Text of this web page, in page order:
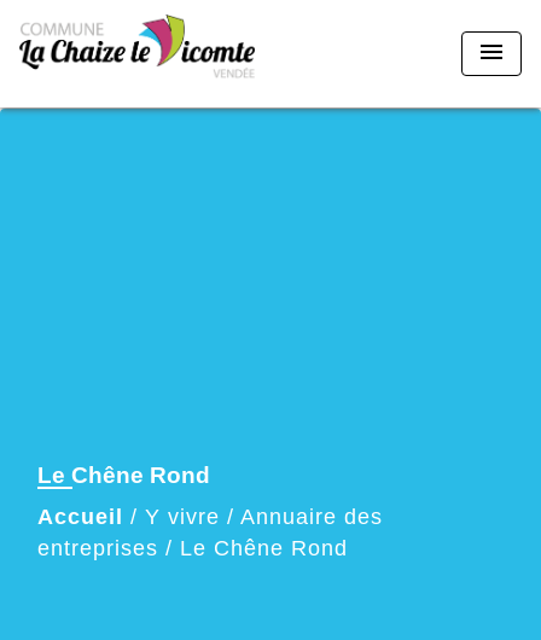
menu
Le Chêne Rond
Accueil / Y vivre / Annuaire des
entreprises / Le Chêne Rond